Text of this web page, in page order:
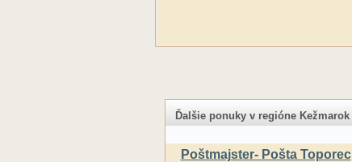
Ďalšie ponuky v regióne Kežmarok
Poštmajster- Pošta Toporec